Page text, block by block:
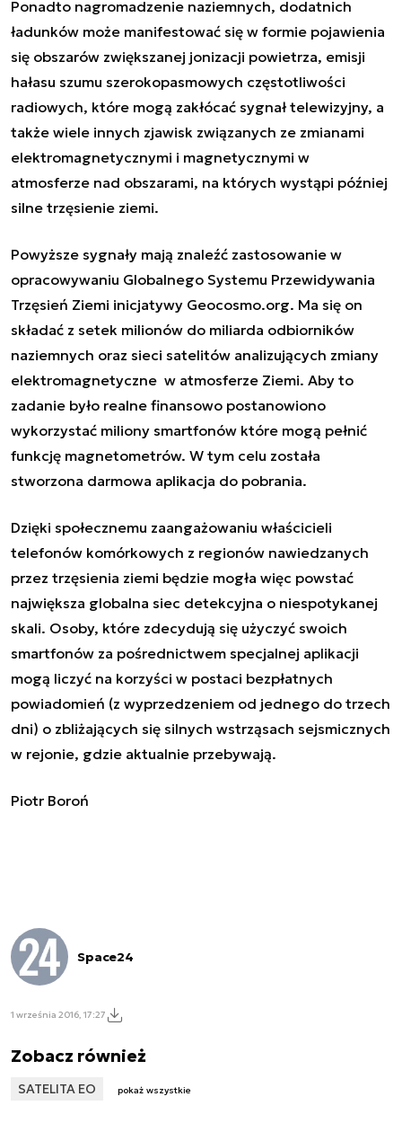
Ponadto nagromadzenie naziemnych, dodatnich
ładunków może manifestować się w formie pojawienia
się obszarów zwiększanej jonizacji powietrza, emisji
hałasu szumu szerokopasmowych częstotliwości
radiowych, które mogą zakłócać sygnał telewizyjny, a
także wiele innych zjawisk związanych ze zmianami
elektromagnetycznymi i magnetycznymi w
atmosferze nad obszarami, na których wystąpi później
silne trzęsienie ziemi.
Powyższe sygnały mają znaleźć zastosowanie w
opracowywaniu Globalnego Systemu Przewidywania
Trzęsień Ziemi inicjatywy Geocosmo.org. Ma się on
składać z setek milionów do miliarda odbiorników
naziemnych oraz sieci satelitów analizujących zmiany
elektromagnetyczne w atmosferze Ziemi. Aby to
zadanie było realne finansowo postanowiono
wykorzystać miliony smartfonów które mogą pełnić
funkcję magnetometrów. W tym celu została
stworzona darmowa aplikacja do pobrania.
Dzięki społecznemu zaangażowaniu właścicieli
telefonów komórkowych z regionów nawiedzanych
przez trzęsienia ziemi będzie mogła więc powstać
największa globalna siec detekcyjna o niespotykanej
skali. Osoby, które zdecydują się użyczyć swoich
smartfonów za pośrednictwem specjalnej aplikacji
mogą liczyć na korzyści w postaci bezpłatnych
powiadomień (z wyprzedzeniem od jednego do trzech
dni) o zbliżających się silnych wstrząsach sejsmicznych
w rejonie, gdzie aktualnie przebywają.
Piotr Boroń
Space24
1 września 2016, 17:27
Zobacz również
SATELITA EO pokaż wszystkie